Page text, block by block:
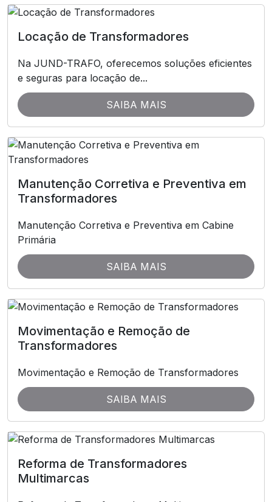
Locação de Transformadores
Na JUND-TRAFO, oferecemos soluções eficientes
e seguras para locação de...
SAIBA MAIS
Manutenção Corretiva e Preventiva em
Transformadores
Manutenção Corretiva e Preventiva em Cabine
Primária
SAIBA MAIS
Movimentação e Remoção de
Transformadores
Movimentação e Remoção de Transformadores
SAIBA MAIS
Reforma de Transformadores
Multimarcas